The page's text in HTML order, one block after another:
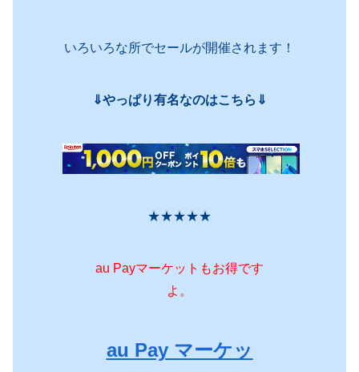
いろいろな所でセールが開催されます！
⇓やっぱり有名なのはこちら⇓
★★★★★
au Payマーケットもお得です
よ。
au Pay マーケッ